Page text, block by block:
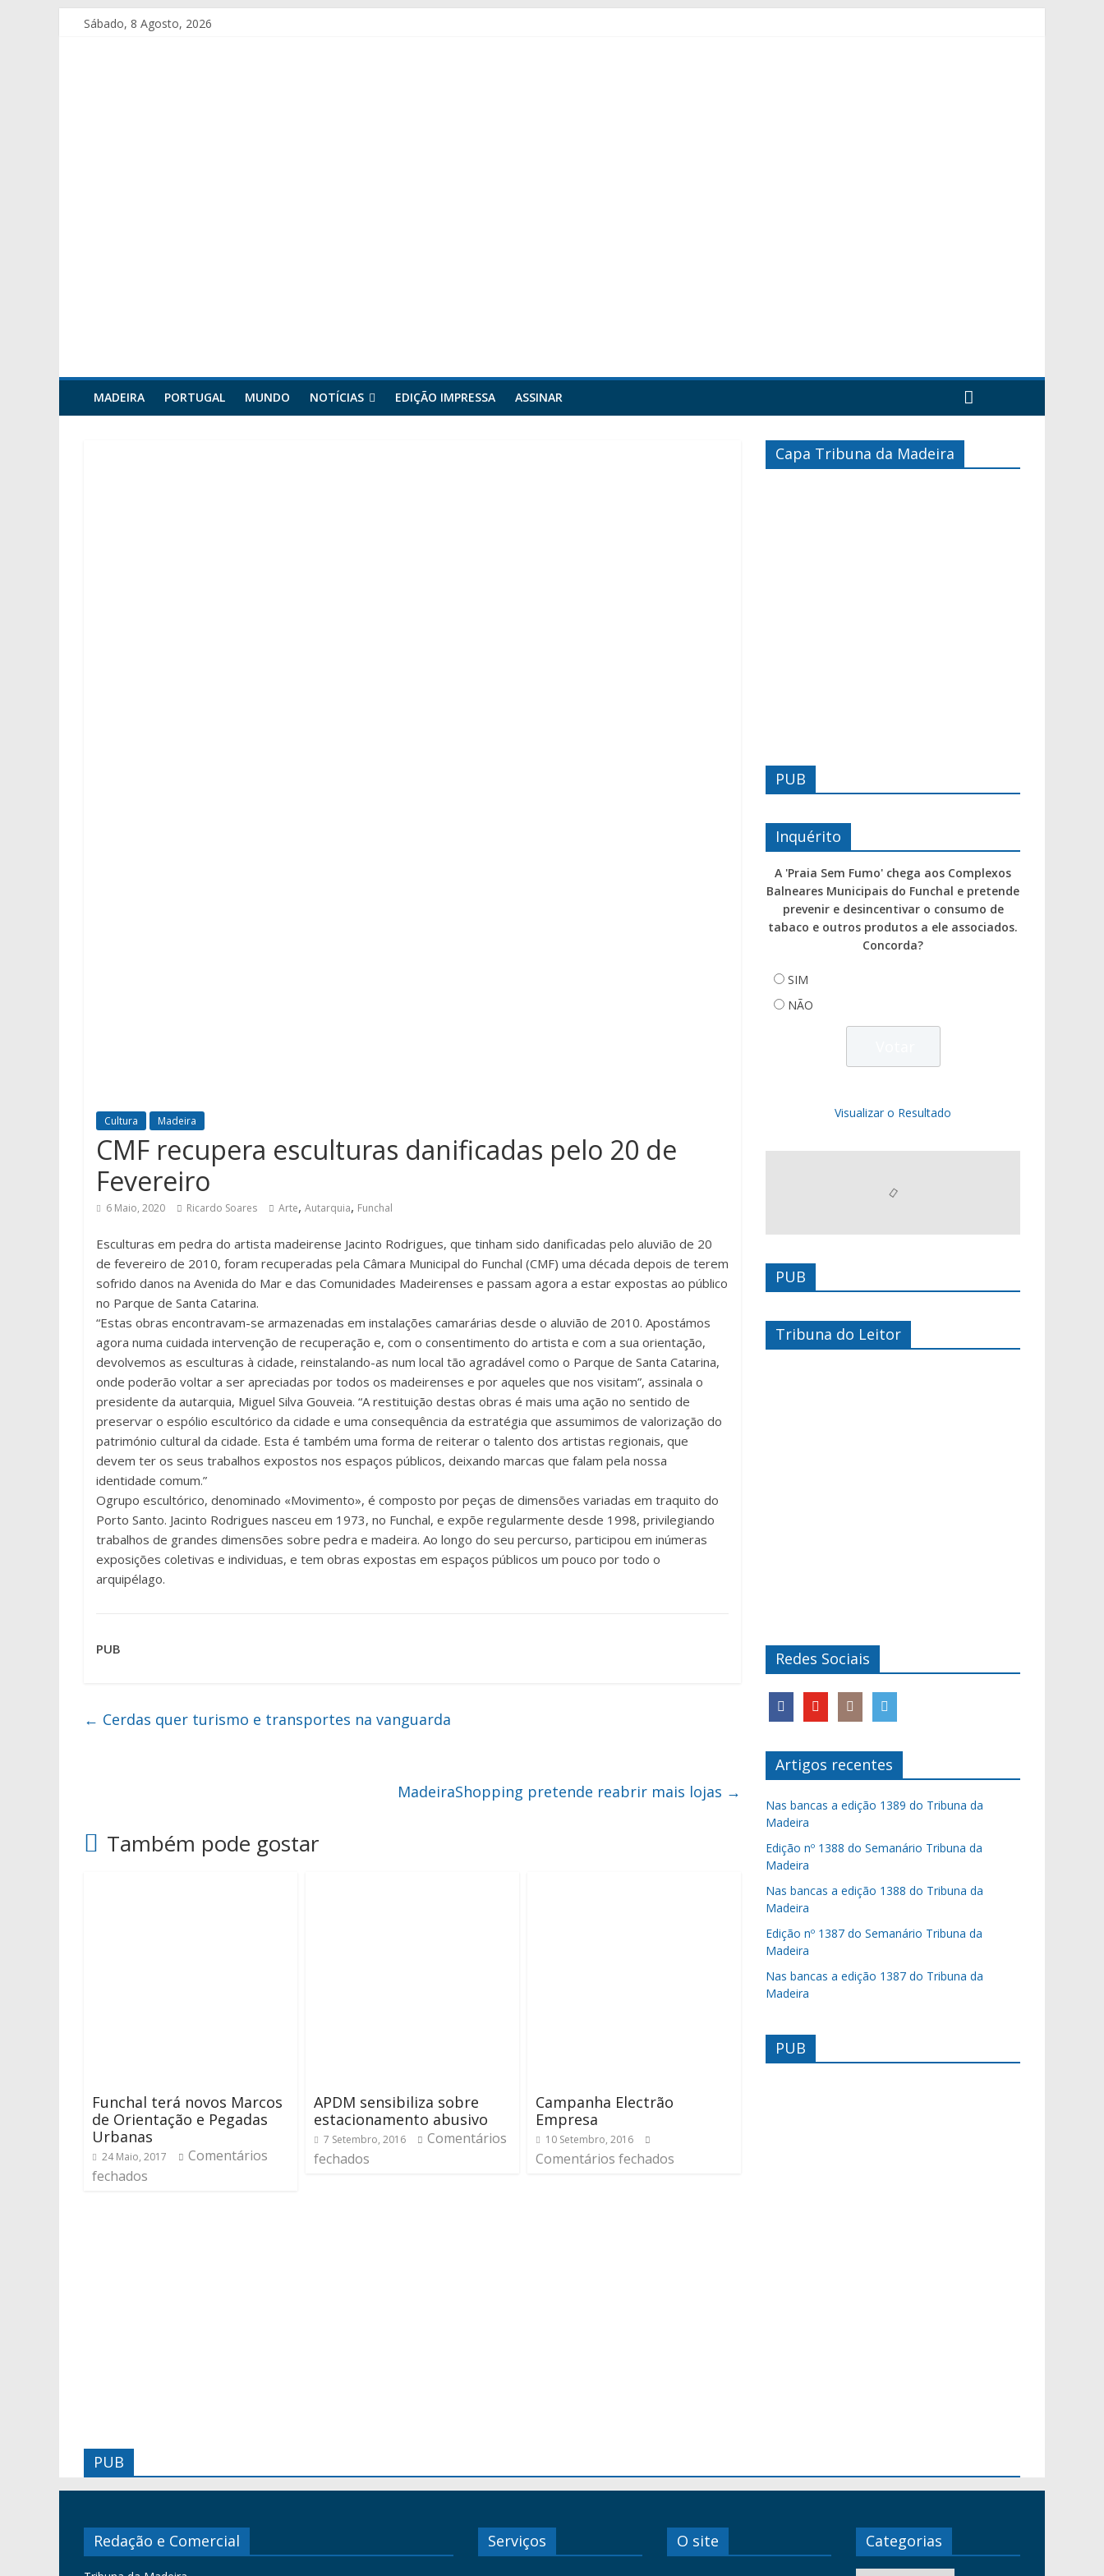
Sábado, 8 Agosto, 2026
MADEIRA PORTUGAL MUNDO NOTÍCIAS EDIÇÃO IMPRESSA ASSINAR
Cultura Madeira
CMF recupera esculturas danificadas pelo 20 de
Fevereiro
6 Maio, 2020 Ricardo Soares Arte, Autarquia, Funchal
Esculturas em pedra do artista madeirense Jacinto Rodrigues, que tinham sido danificadas pelo aluvião de 20
de fevereiro de 2010, foram recuperadas pela Câmara Municipal do Funchal (CMF) uma década depois de terem
sofrido danos na Avenida do Mar e das Comunidades Madeirenses e passam agora a estar expostas ao público
no Parque de Santa Catarina.
“Estas obras encontravam-se armazenadas em instalações camarárias desde o aluvião de 2010. Apostámos
agora numa cuidada intervenção de recuperação e, com o consentimento do artista e com a sua orientação,
devolvemos as esculturas à cidade, reinstalando-as num local tão agradável como o Parque de Santa Catarina,
onde poderão voltar a ser apreciadas por todos os madeirenses e por aqueles que nos visitam”, assinala o
presidente da autarquia, Miguel Silva Gouveia. “A restituição destas obras é mais uma ação no sentido de
preservar o espólio escultórico da cidade e uma consequência da estratégia que assumimos de valorização do
património cultural da cidade. Esta é também uma forma de reiterar o talento dos artistas regionais, que
devem ter os seus trabalhos expostos nos espaços públicos, deixando marcas que falam pela nossa
identidade comum.”
Ogrupo escultórico, denominado «Movimento», é composto por peças de dimensões variadas em traquito do
Porto Santo. Jacinto Rodrigues nasceu em 1973, no Funchal, e expõe regularmente desde 1998, privilegiando
trabalhos de grandes dimensões sobre pedra e madeira. Ao longo do seu percurso, participou em inúmeras
exposições coletivas e individuas, e tem obras expostas em espaços públicos um pouco por todo o
arquipélago.
PUB
← Cerdas quer turismo e transportes na vanguarda
MadeiraShopping pretende reabrir mais lojas →
Também pode gostar
Funchal terá novos Marcos
de Orientação e Pegadas
Urbanas
24 Maio, 2017
Comentários
fechados
APDM sensibiliza sobre
estacionamento abusivo
7 Setembro, 2016
Comentários
fechados
Campanha Electrão
Empresa
10 Setembro, 2016
Comentários fechados
Capa Tribuna da Madeira
PUB
Inquérito
A 'Praia Sem Fumo' chega aos Complexos
Balneares Municipais do Funchal e pretende
prevenir e desincentivar o consumo de
tabaco e outros produtos a ele associados.
Concorda?
SIM
NÃO
Visualizar o Resultado
PUB
Tribuna do Leitor
Redes Sociais
Artigos recentes
Nas bancas a edição 1389 do Tribuna da
Madeira
Edição nº 1388 do Semanário Tribuna da
Madeira
Nas bancas a edição 1388 do Tribuna da
Madeira
Edição nº 1387 do Semanário Tribuna da
Madeira
Nas bancas a edição 1387 do Tribuna da
Madeira
PUB
PUB
Redação e Comercial Serviços O site Categorias